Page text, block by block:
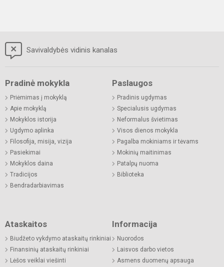
Savivaldybės vidinis kanalas
Pradinė mokykla
Priėmimas į mokyklą
Apie mokyklą
Mokyklos istorija
Ugdymo aplinka
Filosofija, misija, vizija
Pasiekimai
Mokyklos daina
Tradicijos
Bendradarbiavimas
Paslaugos
Pradinis ugdymas
Specialusis ugdymas
Neformalus švietimas
Visos dienos mokykla
Pagalba mokiniams ir tėvams
Mokinių maitinimas
Patalpų nuoma
Biblioteka
Ataskaitos
Biudžeto vykdymo ataskaitų rinkiniai
Finansinių ataskaitų rinkiniai
Lėšos veiklai viešinti
Informacija
Nuorodos
Laisvos darbo vietos
Asmens duomenų apsauga